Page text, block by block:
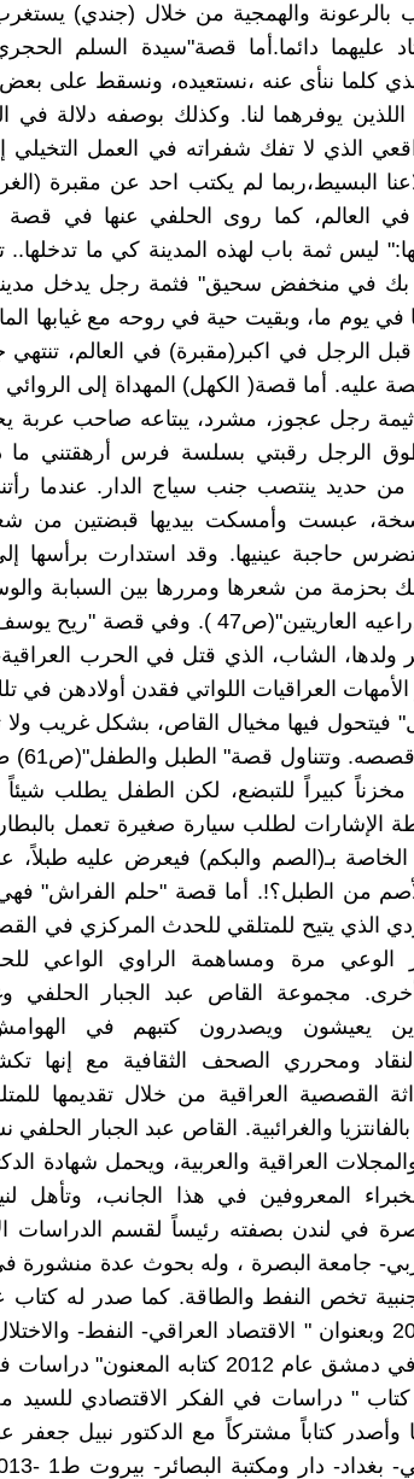
بالرعونة والهمجية من خلال (جندي)
الذي كلما ننأى عنه ،نستعيده، ونسقط على
يوفرهما لنا. وكذلك بوصفه دلالة في
الذي لا تفك شفراته في العمل التخيلي
البسيط،ربما لم يكتب احد عن مقبرة
في العالم، كما روى الحلفي عنها في قصة
فيها:" ليس ثمة باب لهذه المدينة كي ما
بك في منخفض سحيق" فثمة رجل يدخل
يوم ما، وبقيت حية في روحه مع غيابها
الرجل في اكبر(مقبرة) في العالم، تنتهي
أما قصة( الكهل) المهداة إلى
رجل عجوز، مشرد، يبتاعه صاحب عربة
الرجل رقبتي بسلسة فرس أرهقتني ما
من حديد ينتصب جنب سياج الدار. عندما
عبست وأمسكت بيديها قبضتين من
حاجبة عينيها. وقد استدارت برأسها
بحزمة من شعرها ومررها بين السبابة
ولدها، الشاب، الذي قتل في الحرب العراقية-
العراقيات اللواتي فقدن أولادهن في
فيتحول فيها مخيال القاص، بشكل غريب ولا
إلى الانتقام
كبيراً للتبضع، لكن الطفل يطلب شيئاً
الإشارات لطلب سيارة صغيرة تعمل
الخاصة بـ(الصم والبكم) فيعرض عليه طبلاً،
من الطبل؟!. أما قصة "حلم الفراش" فهي
الذي يتيح للمتلقي للحدث المركزي في
الوعي مرة ومساهمة الراوي الواعي
أخرى. مجموعة القاص عبد الجبار الحلفي
يعيشون ويصدرون كتبهم في
النقاد ومحرري الصحف الثقافية مع إنها
القصصية العراقية من خلال تقديمها
والغرائبية. القاص عبد الجبار الحلفي
العراقية والعربية، ويحمل شهادة
المعروفين في هذا الجانب، وتأهل
في لندن بصفته رئيساً لقسم الدراسات
جامعة البصرة ، وله بحوث عدة منشورة
تخص النفط والطاقة. كما صدر له
العراق للدراسات- بغداد 208 وبعنوان " الاقتصاد العراقي- النفط-
والبطالة"، وكذلك صدر له في دمشق عام 2012 كتابه
" دراسات في الفكر الاقتصادي للسيد
دمشق-2012 ،كما وأصدر كتاباً مشتركاً مع الدكتور نبيل